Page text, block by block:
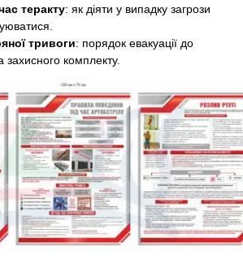
теракту: як діяти у випадку загрози
тривоги: порядок евакуації до
захисного комплекту.